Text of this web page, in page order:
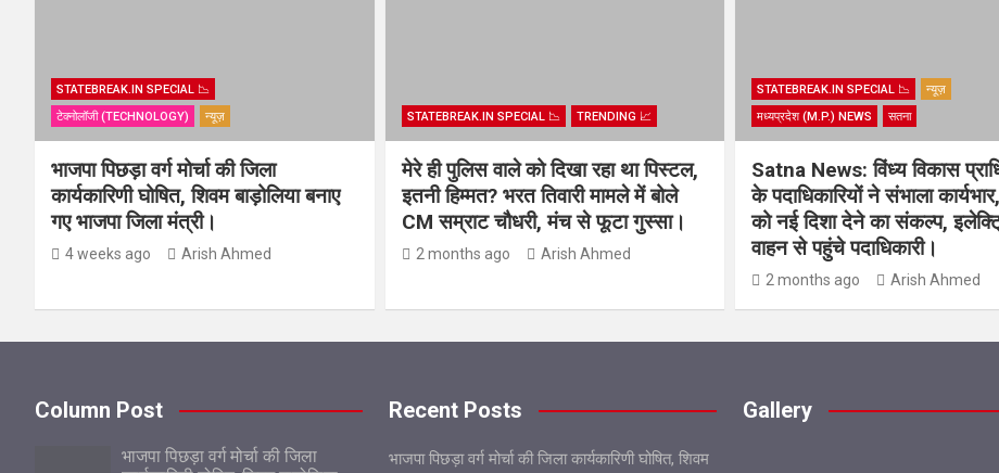
STATEBREAK.IN SPECIAL 📉
टेक्नोलॉजी (TECHNOLOGY)
न्यूज़
भाजपा पिछड़ा वर्ग मोर्चा की जिला
कार्यकारिणी घोषित, शिवम बाड़ोलिया बनाए
गए भाजपा जिला मंत्री।
4 weeks ago Arish Ahmed
STATEBREAK.IN SPECIAL 📉 TRENDING 📈
मेरे ही पुलिस वाले को दिखा रहा था पिस्टल,
इतनी हिम्मत? भरत तिवारी मामले में बोले
CM सम्राट चौधरी, मंच से फूटा गुस्सा।
2 months ago Arish Ahmed
STATEBREAK.IN SPECIAL 📉
न्यूज़
मध्यप्रदेश (M.P.) NEWS
सतना
Satna News: विंध्य विकास
के पदाधिकारियों ने संभाला
को नई दिशा देने का संकल्प,
वाहन से पहुंचे पदाधिकारी।
2 months ago Arish Ahmed
Column Post
भाजपा पिछड़ा वर्ग मोर्चा की जिला
Recent Posts
भाजपा पिछड़ा वर्ग मोर्चा की जिला कार्यकारिणी घोषित, शिवम
Gallery